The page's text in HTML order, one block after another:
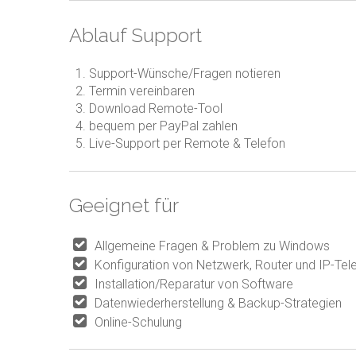
Ablauf Support
Support-Wünsche/Fragen notieren
Termin vereinbaren
Download Remote-Tool
bequem per PayPal zahlen
Live-Support per Remote & Telefon
Geeignet für
Allgemeine Fragen & Problem zu Windows
Konfiguration von Netzwerk, Router und IP-
Installation/Reparatur von Software
Datenwiederherstellung & Backup-Strategien
Online-Schulung